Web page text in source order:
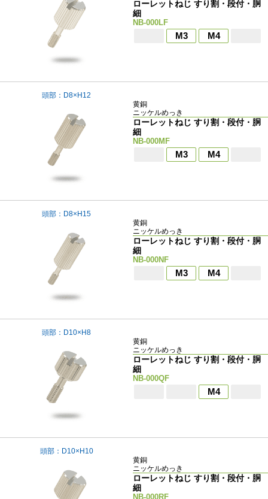
ローレットねじ すり割・段付・胴
細
NB-000LF
M3 M4
頭部：D8×H12
黄銅
ニッケルめっき
ローレットねじ すり割・段付・胴
細
NB-000MF
M3 M4
頭部：D8×H15
黄銅
ニッケルめっき
ローレットねじ すり割・段付・胴
細
NB-000NF
M3 M4
頭部：D10×H8
黄銅
ニッケルめっき
ローレットねじ すり割・段付・胴
細
NB-000QF
M4
頭部：D10×H10
黄銅
ニッケルめっき
ローレットねじ すり割・段付・胴
細
NB-000RF